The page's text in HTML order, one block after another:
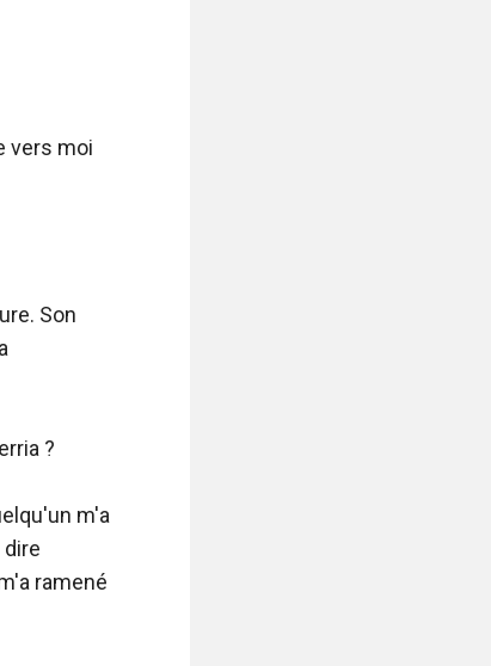
vers moi
Son
?
m'a
ramené